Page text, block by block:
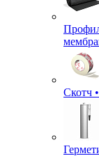
Скотч